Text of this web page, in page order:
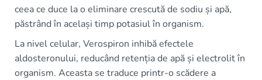
ceea ce duce la o eliminare crescută de sodiu și apă,
păstrând în același timp potasiul în organism.
La nivel celular, Verospiron inhibă efectele
aldosteronului, reducând retenția de apă și electrolit în
organism. Aceasta se traduce printr-o scădere a